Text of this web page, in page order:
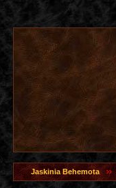
Jaskinia Behemota